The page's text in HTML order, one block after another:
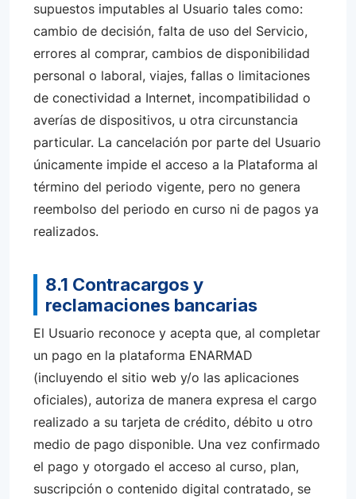
supuestos imputables al Usuario tales como:
cambio de decisión, falta de uso del Servicio,
errores al comprar, cambios de disponibilidad
personal o laboral, viajes, fallas o limitaciones
de conectividad a Internet, incompatibilidad o
averías de dispositivos, u otra circunstancia
particular. La cancelación por parte del Usuario
únicamente impide el acceso a la Plataforma al
término del periodo vigente, pero no genera
reembolso del periodo en curso ni de pagos ya
realizados.
8.1 Contracargos y
reclamaciones bancarias
El Usuario reconoce y acepta que, al completar
un pago en la plataforma ENARMAD
(incluyendo el sitio web y/o las aplicaciones
oficiales), autoriza de manera expresa el cargo
realizado a su tarjeta de crédito, débito u otro
medio de pago disponible. Una vez confirmado
el pago y otorgado el acceso al curso, plan,
suscripción o contenido digital contratado, se